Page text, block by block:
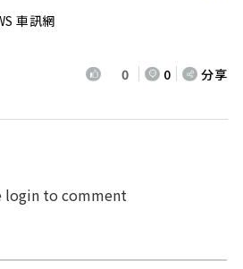
車訊網
0 0 分享
login to comment